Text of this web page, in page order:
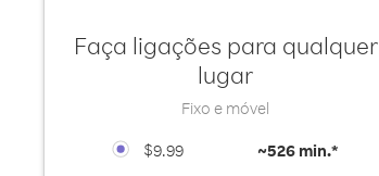
Faça ligações para qualquer
lugar
Fixo e móvel
$9.99 ~526 min.*